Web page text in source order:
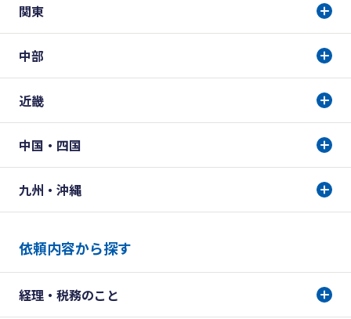
関東
中部
近畿
中国・四国
九州・沖縄
依頼内容から探す
経理・税務のこと